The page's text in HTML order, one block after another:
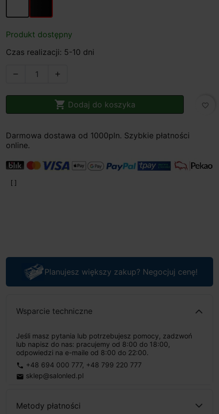
Produkt dostępny
Czas realizacji: 5-10 dni
 
 Dodaj do koszyka favorite_border
Darmowa dostawa od 1000pln. Szybkie płatności
online.
Planujesz większy zakup? Negocjuj cenę!
Wsparcie techniczne
Jeśli masz pytania lub potrzebujesz pomocy, zadzwoń
lub napisz do nas: pracujemy od 8:00 do 18:00,
odpowiedzi na e-maile od 8:00 do 22:00.
phone +48 694 000 777, +48 799 220 777
email sklep@salonled.pl
Metody płatności